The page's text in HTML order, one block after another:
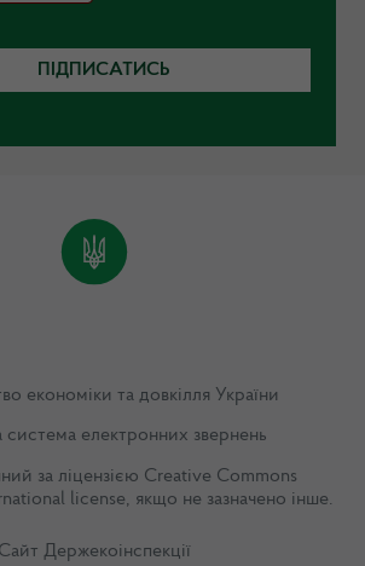
ПІДПИСАТИСЬ
економіки та довкілля України
електронних звернень
за ліцензією Creative Commons
license, якщо не зазначено інше.
Сайт Держекоінспекції